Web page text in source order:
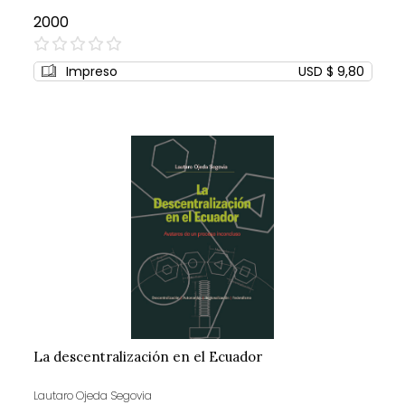
2000
0%
Impreso USD $ 9,80
La descentralización en el Ecuador
Lautaro Ojeda Segovia